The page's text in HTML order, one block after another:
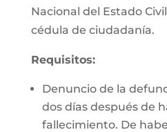
Nacional del Estado
cédula de ciudadanía.
Requisitos:
Denuncio de la
dos días después de
fallecimiento. De